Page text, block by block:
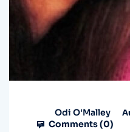
Odi O'Malley
Comments (0)